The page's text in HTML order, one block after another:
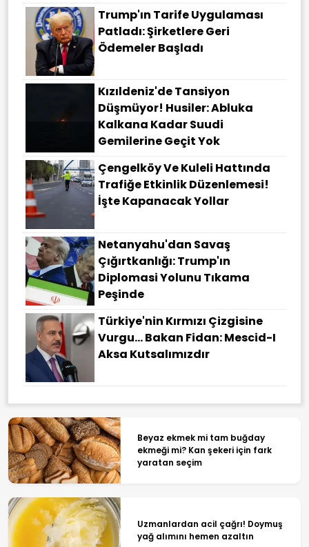
Trump'ın Tarife Uygulaması
Patladı: Şirketlere Geri
Ödemeler Başladı
Kızıldeniz'de Tansiyon
Düşmüyor! Husiler: Abluka
Kalkana Kadar Suudi
Gemilerine Geçit Yok
Çengelköy Ve Kuleli Hattında
Trafiğe Etkinlik Düzenlemesi!
İşte Kapanacak Yollar
Netanyahu'dan Savaş
Çığırtkanlığı: Trump'ın
Diplomasi Yolunu Tıkama
Peşinde
Türkiye'nin Kırmızı Çizgisine
Vurgu... Bakan Fidan: Mescid-I
Aksa Kutsalımızdır
Beyaz ekmek mi tam buğday
ekmeği mi? Kan şekeri için fark
yaratan seçim
Uzmanlardan acil çağrı! Doymuş
yağ alımını hemen azaltın